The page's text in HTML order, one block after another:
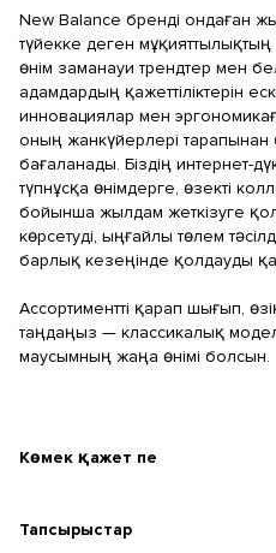
New Balance бренді ондаған
түйекке деген
өнім заманауи трендтер мен
адамдардың қажеттіліктерін
инновациялар мен
оның жанкүйерлері тарапынан
бағаланады. Біздің интернет-
түпнұсқа өнімдерге, өзекті
бойынша жылдам жеткізуге қол
көрсетуді, ыңғайлы төлем
барлық кезеңінде қолдауды
Ассортиментті қарап шығып,
таңдаңыз — классикалық
маусымның жаңа өнімі болсын.
Көмек қажет пе
Тапсырыстар